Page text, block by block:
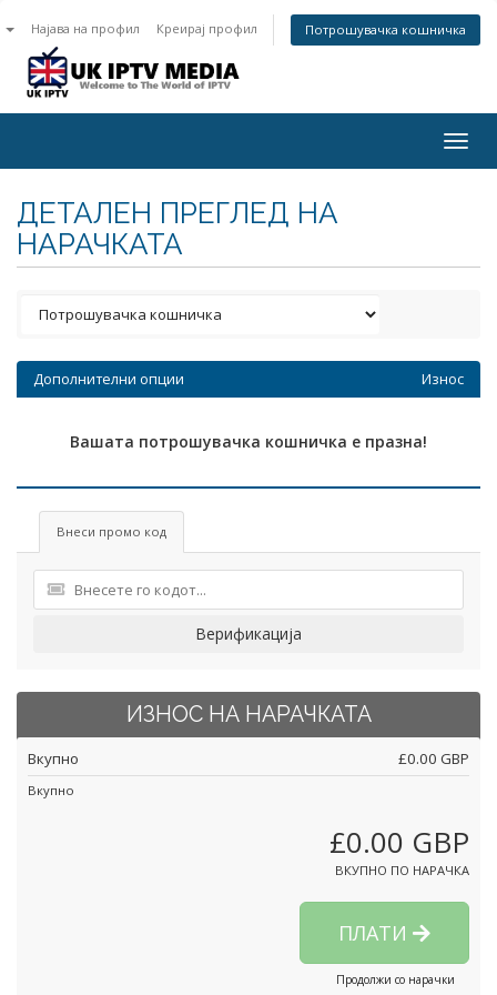
Најава на профил Креирај профил Потрошувачка кошничка
ДЕТАЛЕН ПРЕГЛЕД НА
НАРАЧКАТА
Дополнителни опции Износ
Вашата потрошувачка кошничка е празна!
Внеси промо код
Верификација
ИЗНОС НА НАРАЧКАТА
Вкупно £0.00 GBP
Вкупно
£0.00 GBP
ВКУПНО ПО НАРАЧКА
ПЛАТИ
Продолжи со нарачки